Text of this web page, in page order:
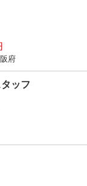
府
ッフ